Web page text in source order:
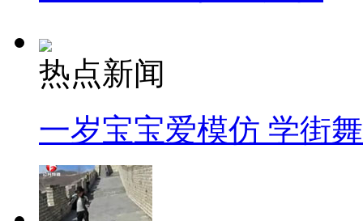
热点新闻
一岁宝宝爱模仿 学街